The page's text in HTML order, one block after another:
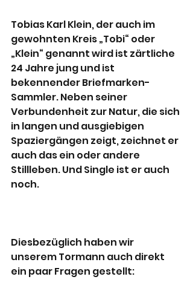
Tobias Karl Klein, der auch im
gewohnten Kreis „Tobi“ oder
„Klein“ genannt wird ist zärtliche
24 Jahre jung und ist
bekennender Briefmarken-
Sammler. Neben seiner
Verbundenheit zur Natur, die sich
in langen und ausgiebigen
Spaziergängen zeigt, zeichnet er
auch das ein oder andere
Stillleben. Und Single ist er auch
noch.
Diesbezüglich haben wir
unserem Tormann auch direkt
ein paar Fragen gestellt: